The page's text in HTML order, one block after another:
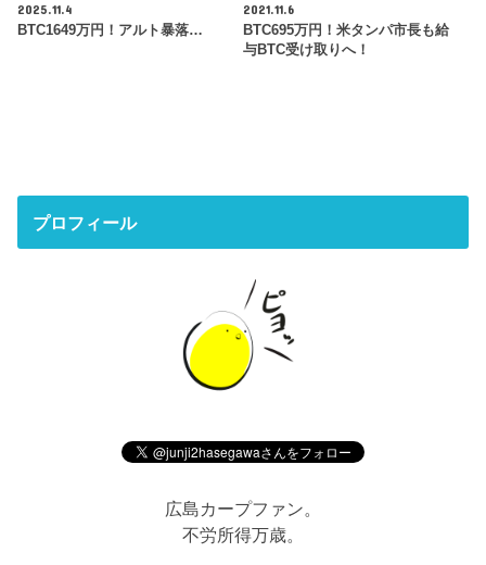
2025.11.4
BTC1649万円！アルト暴落…
2021.11.6
BTC695万円！米タンパ市長も給
与BTC受け取りへ！
プロフィール
広島カープファン。
不労所得万歳。